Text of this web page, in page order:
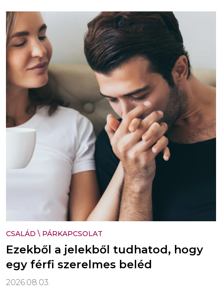
CSALÁD \ PÁRKAPCSOLAT
Ezekből a jelekből tudhatod, hogy
egy férfi szerelmes beléd
2026.08.03.